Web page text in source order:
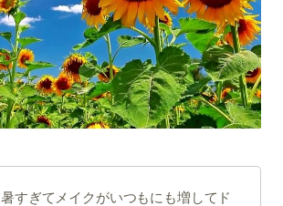
暑すぎてメイクがいつもにも増してド